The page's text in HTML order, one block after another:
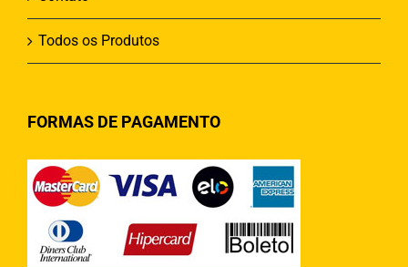
Todos os Produtos
FORMAS DE PAGAMENTO